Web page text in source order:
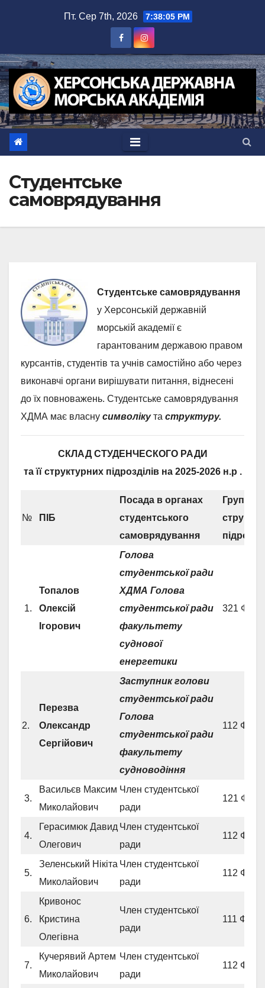
Пт. Сер 7th, 2026 7:38:06 PM
Студентське
самоврядування
Студентське самоврядування
у Херсонській державній
морській академії є
гарантованим державою правом
курсантів, студентів та учнів самостійно або через
виконавчі органи вирішувати питання, віднесені
до їх повноважень. Студентське самоврядування
ХДМА має власну символікута структуру.
СКЛАД СТУДЕНЧЕСКОГО РАДИ
та її структурних підрозділів на 2025-2026 н.р .
№ ПІБ
Посада в органах
студентського
самоврядування
Група,
1.
Топалов
Олексій
Ігорович
Голова
студентської ради
ХДМА Голова
студентської ради
факультету
суднової
енергетики
321 ФСЕ
2.
Перезва
Олександр
Сергійович
Заступник голови
студентської ради
Голова
студентської ради
факультету
судноводіння
112 ФСВ
3.
Васильєв Максим
Миколайович
Член студентської
ради
121 ФСВ
4.
Герасимюк Давид
Олегович
Член студентської
ради
112 ФСВ
5.
Зеленський Нікіта
Миколайович
Член студентської
ради
112 ФСВ
6.
Кривонос
Кристина
Олегівна
Член студентської
ради
111 ФСВ
7.
Кучерявий Артем
Миколайович
Член студентської
ради
112 ФСВ